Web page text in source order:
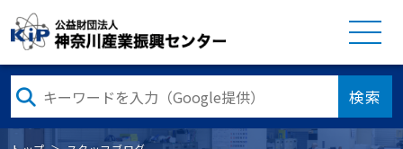
検索